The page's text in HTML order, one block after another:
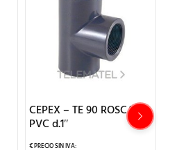
CEPEX – TE 90 ROSCAR
PVC d.1″